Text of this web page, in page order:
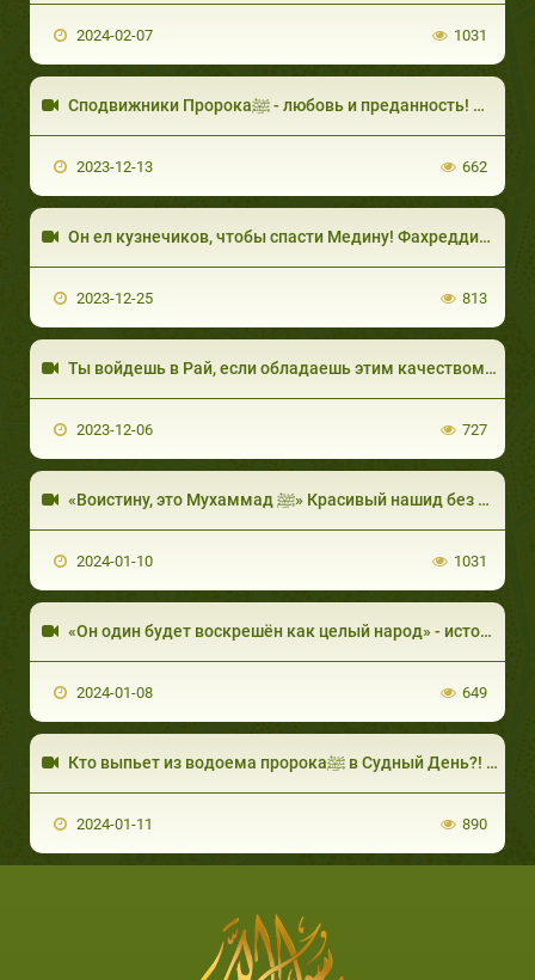
2024-02-07 1031
Сподвижники Пророкаﷺ - любовь и преданность! Шейх Набиль аль-Авады
2023-12-13 662
Он ел кузнечиков, чтобы спасти Медину! Фахреддин Паша - героический комендант Медины.
2023-12-25 813
2023-12-06 727
«Воистину, это Мухаммад ﷺ» Красивый нашид без музыки
2024-01-10 1031
«Он один будет воскрешён как целый народ» - история сподвижника Зайда ибн ‘Амра
2024-01-08 649
Кто выпьет из водоема пророкаﷺ в Судный День?! Описание водоема из достоверных хадисов
2024-01-11 890